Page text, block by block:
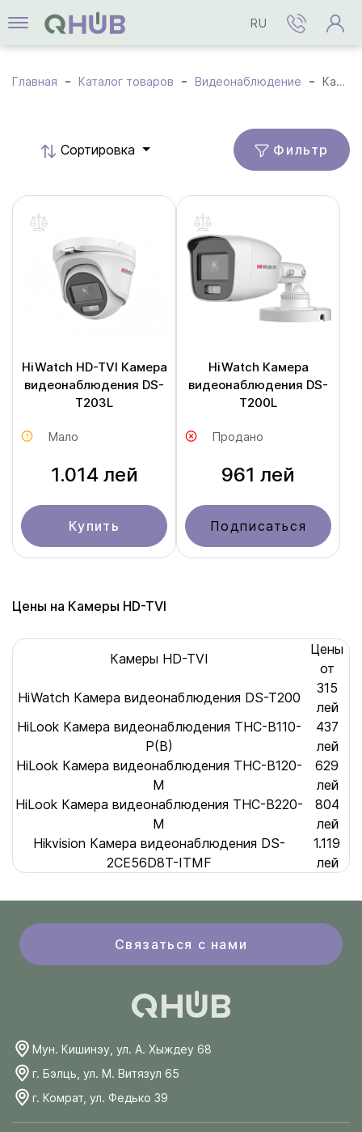
RU
Главная Каталог товаров Видеонаблюдение Камеры HD-TVI
Cортировка Фильтр
HiWatch HD-TVI Камера
видеонаблюдения DS-
T203L
Мало
1.014 лей
Купить
HiWatch Камера
видеонаблюдения DS-
T200L
Продано
961 лей
Подписаться
Цены на Камеры HD-TVI
Камеры HD-TVI
Цены
от
HiWatch Камера видеонаблюдения DS-T200
315
лей
HiLook Камера видеонаблюдения THC-B110-
P(B)
437
лей
HiLook Камера видеонаблюдения THC-B120-
M
629
лей
HiLook Камера видеонаблюдения THC-B220-
M
804
лей
Hikvision Камера видеонаблюдения DS-
2CE56D8T-ITMF
1.119
лей
Связаться с нами
Мун. Кишинэу, ул. А. Хыждеу 68
г. Бэлць, ул. М. Витязул 65
г. Комрат, ул. Федько 39